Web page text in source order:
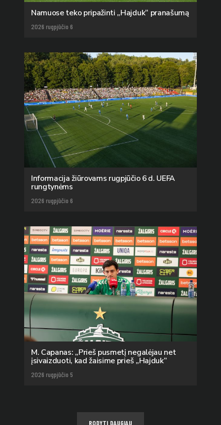
Namuose teko pripažinti „Hajduk“ pranašumą
2026 rugpjūčio 6
Informacija žiūrovams rugpjūčio 6 d. UEFA
rungtynėms
2026 rugpjūčio 6
M. Capanas: „Prieš pusmetį negalėjau net
įsivaizduoti, kad žaisime prieš „Hajduk“
2026 rugpjūčio 5
RODYTI DAUGIAU